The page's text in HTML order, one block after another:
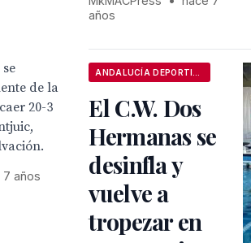
de la
20-3
7 años
años
El C.W. Dos
Hermanas se
desinfla y
vuelve a
tropezar en